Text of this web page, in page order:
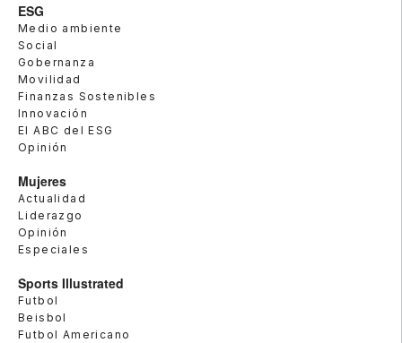
ESG
Medio ambiente
Social
Gobernanza
Movilidad
Finanzas Sostenibles
Innovación
El ABC del ESG
Opinión
Mujeres
Actualidad
Liderazgo
Opinión
Especiales
Sports Illustrated
Futbol
Beisbol
Futbol Americano